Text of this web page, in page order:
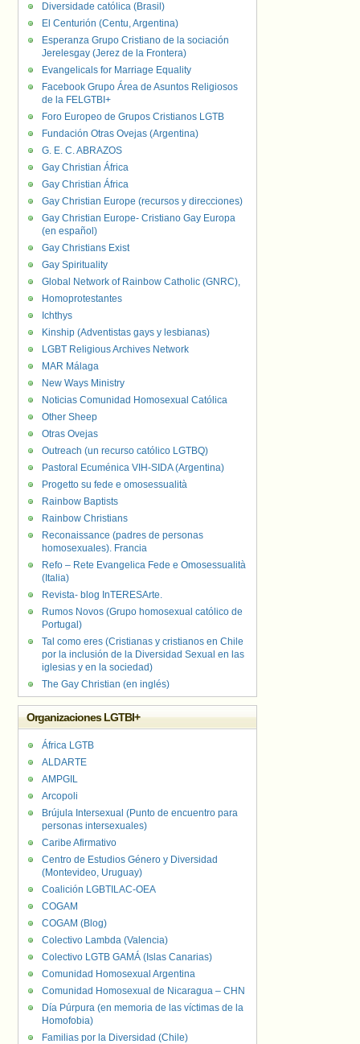
Diversidade católica (Brasil)
El Centurión (Centu, Argentina)
Esperanza Grupo Cristiano de la sociación
Jerelesgay (Jerez de la Frontera)
Evangelicals for Marriage Equality
Facebook Grupo Área de Asuntos Religiosos
de la FELGTBI+
Foro Europeo de Grupos Cristianos LGTB
Fundación Otras Ovejas (Argentina)
G. E. C. ABRAZOS
Gay Christian África
Gay Christian África
Gay Christian Europe (recursos y direcciones)
Gay Christian Europe- Cristiano Gay Europa
(en español)
Gay Christians Exist
Gay Spirituality
Global Network of Rainbow Catholic (GNRC),
Homoprotestantes
Ichthys
Kinship (Adventistas gays y lesbianas)
LGBT Religious Archives Network
MAR Málaga
New Ways Ministry
Noticias Comunidad Homosexual Católica
Other Sheep
Otras Ovejas
Outreach (un recurso católico LGTBQ)
Pastoral Ecuménica VIH-SIDA (Argentina)
Progetto su fede e omosessualità
Rainbow Baptists
Rainbow Christians
Reconaissance (padres de personas
homosexuales). Francia
Refo – Rete Evangelica Fede e Omosessualità
(Italia)
Revista- blog InTERESArte.
Rumos Novos (Grupo homosexual católico de
Portugal)
Tal como eres (Cristianas y cristianos en Chile
por la inclusión de la Diversidad Sexual en las
iglesias y en la sociedad)
The Gay Christian (en inglés)
Organizaciones LGTBI+
África LGTB
ALDARTE
AMPGIL
Arcopoli
Brújula Intersexual (Punto de encuentro para
personas intersexuales)
Caribe Afirmativo
Centro de Estudios Género y Diversidad
(Montevideo, Uruguay)
Coalición LGBTILAC-OEA
COGAM
COGAM (Blog)
Colectivo Lambda (Valencia)
Colectivo LGTB GAMÁ (Islas Canarias)
Comunidad Homosexual Argentina
Comunidad Homosexual de Nicaragua – CHN
Día Púrpura (en memoria de las víctimas de la
Homofobia)
Familias por la Diversidad (Chile)